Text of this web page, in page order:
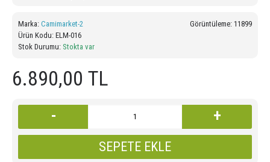
Görüntüleme: 11899
Marka: Camimarket-2
Ürün Kodu: ELM-016
Stok Durumu: Stokta var
6.890,00 TL
- +
SEPETE EKLE